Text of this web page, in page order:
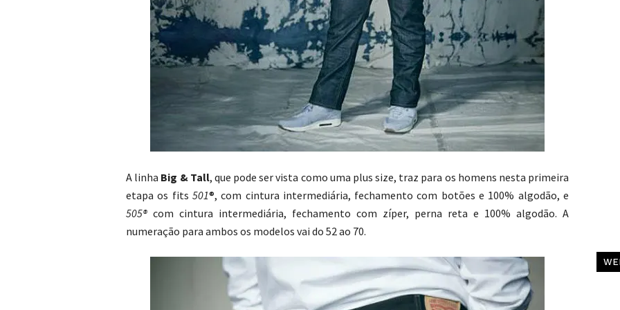
A linha Big & Tall, que pode ser vista como uma plus size, traz para os homens nesta primeira
etapa os fits 501®, com cintura intermediária, fechamento com botões e 100% algodão, e
505® com cintura intermediária, fechamento com zíper, perna reta e 100% algodão. A
numeração para ambos os modelos vai do 52 ao 70.